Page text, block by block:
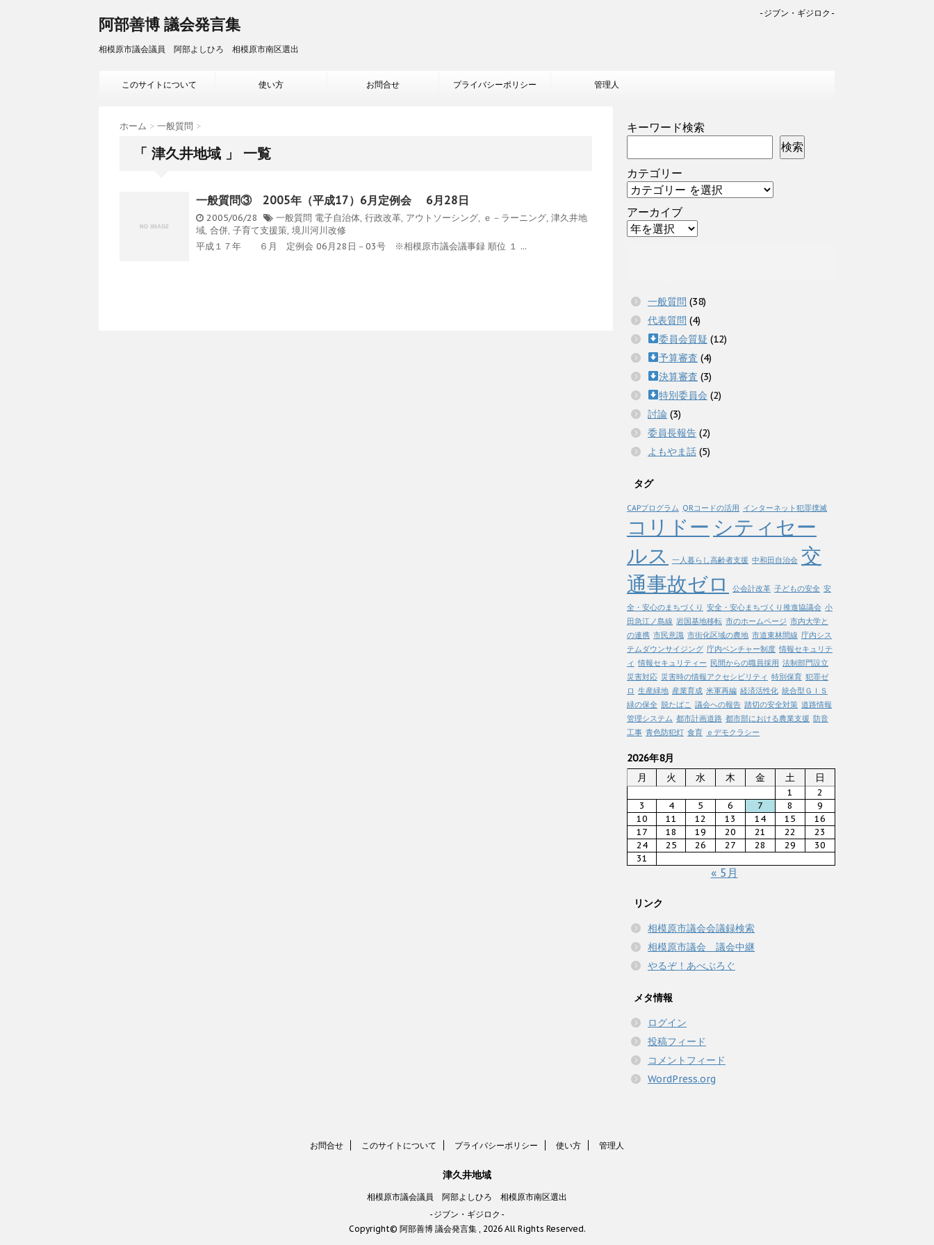
阿部善博 議会発言集
相模原市議会議員 阿部よしひろ 相模原市南区選出
-ジブン・ギジロク-
このサイトについて 使い方 お問合せ プライバシーポリシー 管理人
ホーム > 一般質問 >
「 津久井地域 」 一覧
一般質問③ 2005年（平成17）6月定例会 6月28日
2005/06/28 一般質問 電子自治体, 行政改革, アウトソーシング, ｅ－ラーニング, 津久井地
域, 合併, 子育て支援策, 境川河川改修
平成１７年 ６月 定例会 06月28日－03号 ※相模原市議会議事録 順位 １ ...
キーワード検索
検索
カテゴリー
アーカイブ
一般質問 (38)
代表質問 (4)
委員会質疑 (12)
予算審査 (4)
決算審査 (3)
特別委員会 (2)
討論 (3)
委員長報告 (2)
よもやま話 (5)
タグ
CAPプログラム QRコードの活用 インターネット犯罪撲滅
コリドー シティセー
ルス
一人暮らし高齢者支援 中和田自治会 交
通事故ゼロ
公会計改革 子どもの安全 安
全・安心のまちづくり 安全・安心まちづくり推進協議会 小
田急江ノ島線 岩国基地移転 市のホームページ 市内大学と
の連携 市民意識 市街化区域の農地 市道東林間線 庁内シス
テムダウンサイジング 庁内ベンチャー制度 情報セキュリテ
ィ 情報セキュリティー 民間からの職員採用 法制部門設立
災害対応 災害時の情報アクセシビリティ 特別保育 犯罪ゼ
ロ 生産緑地 産業育成 米軍再編 経済活性化 統合型ＧＩＳ
緑の保全 脱たばこ 議会への報告 踏切の安全対策 道路情報
管理システム 都市計画道路 都市部における農業支援 防音
工事 青色防犯灯 食育 ｅデモクラシー
2026年8月
月
火 水 木 金 土 日
1
2
3
4 5 6 7 8
9
10
11 12 13 14 15
16
17
18 19 20 21 22
23
24
25 26 27 28 29
30
31
« 5月
リンク
相模原市議会会議録検索
相模原市議会 議会中継
やるぞ！あべぶろぐ
メタ情報
ログイン
投稿フィード
コメントフィード
WordPress.org
お問合せ このサイトについて プライバシーポリシー 使い方 管理人
津久井地域
相模原市議会議員 阿部よしひろ 相模原市南区選出
-ジブン・ギジロク-
Copyright© 阿部善博 議会発言集 , 2026 All Rights Reserved.